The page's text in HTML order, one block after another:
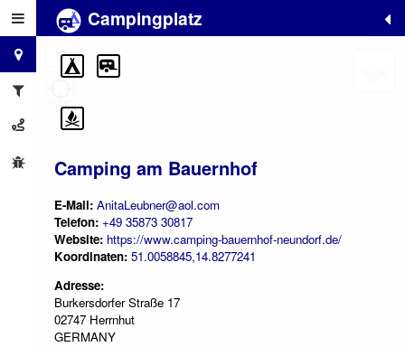
Campingplatz
Camping am Bauernhof
E-Mail: AnitaLeubner@aol.com
Telefon: +49 35873 30817
Website: https://www.camping-bauernhof-neundorf.de/
Koordinaten: 51.0058845,14.8277241
Adresse:
Burkersdorfer Straße 17
02747 Herrnhut
GERMANY
+
−